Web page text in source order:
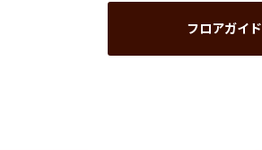
フロアガイド